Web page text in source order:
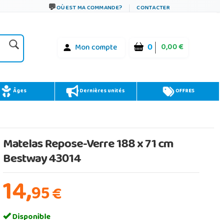
OÙ EST MA COMMANDE? CONTACTER
Mon compte 0 0,00 €
Âges Dernières unités OFFRES
Matelas Repose-Verre 188 x 71 cm
Bestway 43014
14,95€